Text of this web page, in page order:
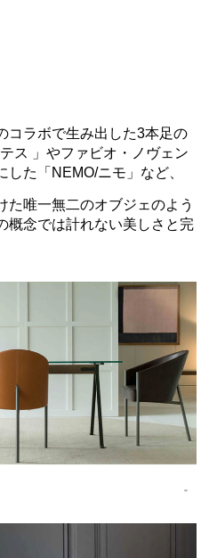
コラボで生み出した3本足の
ス 」やファビオ・ノヴェン
た「NEMO/ニモ」など、
た唯一無二のオブジェのよう
概念では計れない美しさと完